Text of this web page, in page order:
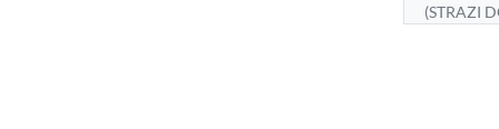
(STRAZI